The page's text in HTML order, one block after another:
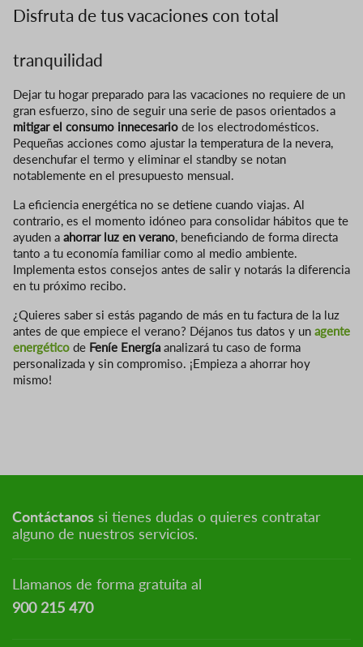
Disfruta de tus vacaciones con total
tranquilidad
Dejar tu hogar preparado para las vacaciones no requiere de un
gran esfuerzo, sino de seguir una serie de pasos orientados a
mitigar el consumo innecesario de los electrodomésticos.
Pequeñas acciones como ajustar la temperatura de la nevera,
desenchufar el termo y eliminar el standby se notan
notablemente en el presupuesto mensual.
La eficiencia energética no se detiene cuando viajas. Al
contrario, es el momento idóneo para consolidar hábitos que te
ayuden a ahorrar luz en verano, beneficiando de forma directa
tanto a tu economía familiar como al medio ambiente.
Implementa estos consejos antes de salir y notarás la diferencia
en tu próximo recibo.
¿Quieres saber si estás pagando de más en tu factura de la luz
antes de que empiece el verano? Déjanos tus datos y un agente
energético de Feníe Energía analizará tu caso de forma
personalizada y sin compromiso. ¡Empieza a ahorrar hoy
mismo!
Contáctanos si tienes dudas o quieres contratar
alguno de nuestros servicios.
Llamanos de forma gratuita al
900 215 470